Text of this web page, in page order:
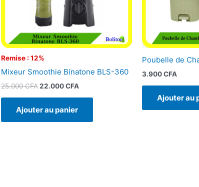
Remise : 12%
Mixeur Smoothie Binatone BLS-360
25.000CFA 22.000CFA
Ajouter au panier
Poubelle de
3.900CFA
Ajouter au